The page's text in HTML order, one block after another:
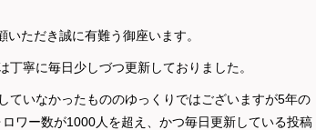
ただき誠に有難う御座います。
寧に毎日少しづつ更新しておりました。
ていなかったもののゆっくりではございますが5年の
ワー数が1000人を超え、かつ毎日更新している投稿